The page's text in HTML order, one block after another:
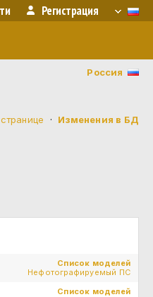
Регистрация
Россия
· Изменения в БД
Список моделей
Нефотографируемый ПС
Список моделей